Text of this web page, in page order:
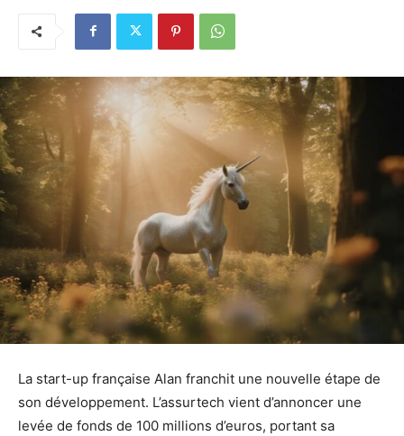
La start-up française Alan franchit une nouvelle étape de
son développement. L’assurtech vient d’annoncer une
levée de fonds de 100 millions d’euros, portant sa